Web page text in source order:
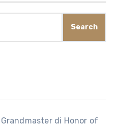
Search
di Honor of